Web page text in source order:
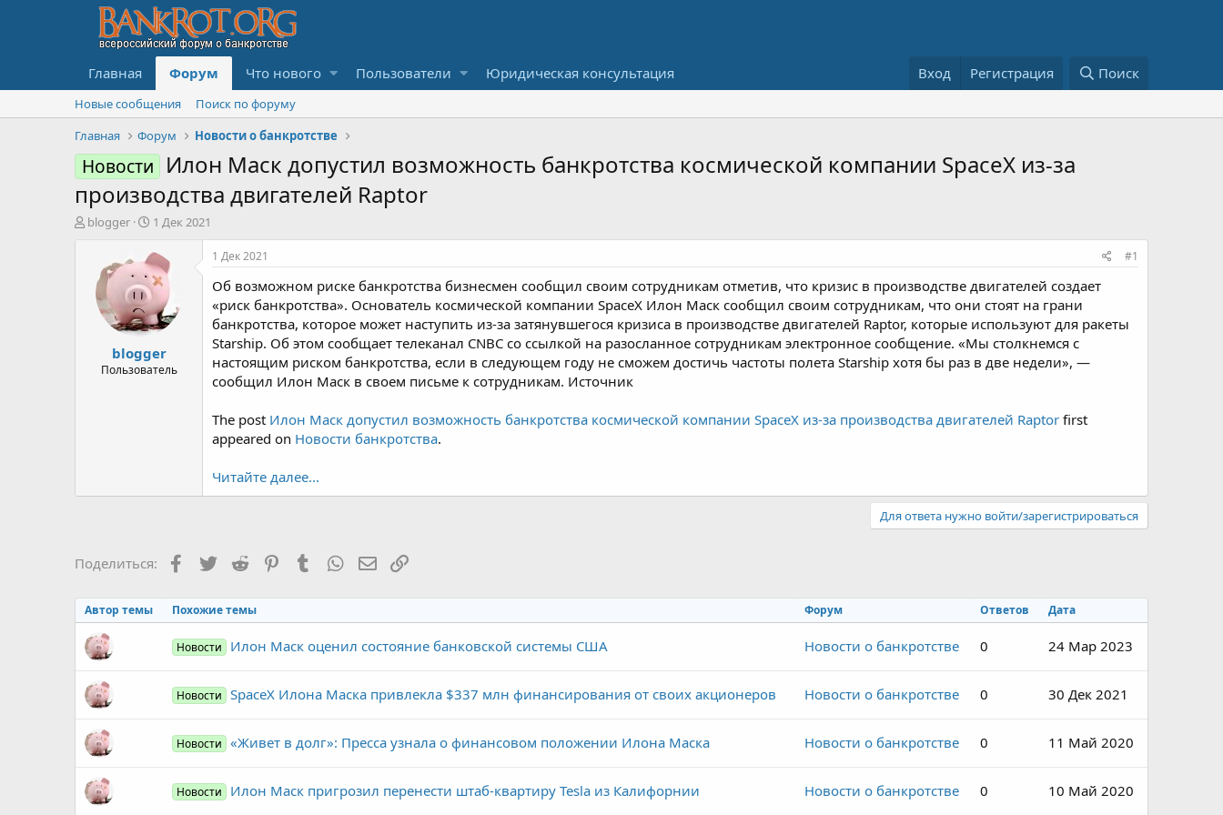
Главная Форум Что нового Пользователи Юридическая консультация Вход Регистрация Поиск
Новые сообщения
Поиск по форуму
Главная
Форум Новости о банкротстве
Новости Илон Маск допустил возможность банкротства космической компании SpaceX из-за
производства двигателей Raptor
А
blogger
Д
т
а
н
а
ч
а
л
а
1 Дек 2021
blogger
Пользователь
1 Дек 2021 #1
Об возможном риске банкротства бизнесмен сообщил своим сотрудникам отметив, что кризис в производстве двигателей создает
«риск банкротства». Основатель космической компании SpaceX Илон Маск сообщил своим сотрудникам, что они стоят на грани
банкротства, которое может наступить из-за затянувшегося кризиса в производстве двигателей Raptor, которые используют для ракеты
Starship. Об этом сообщает телеканал CNBC со ссылкой на разосланное сотрудникам электронное сообщение. «Мы столкнемся с
настоящим риском банкротства, если в следующем году не сможем достичь частоты полета Starship хотя бы раз в две недели», —
сообщил Илон Маск в своем письме к сотрудникам. Источник
The post Илон Маск допустил возможность банкротства космической компании SpaceX из-за производства двигателей Raptor first
appeared on Новости банкротства.
Читайте далее...
Для ответа нужно войти/зарегистрироваться
Поделиться: Facebook
TwitterReddit PinterestTumblrWhatsAppЭлектронная почта
Ссылка
Автор темы Похожие темы Форум Ответов Дата
Новости Илон Маск оценил состояние банковской системы США Новости о банкротстве 0 24 Мар 2023
Новости SpaceX Илона Маска привлекла $337 млн финансирования от своих акционеров Новости о банкротстве 0 30 Дек 2021
Новости «Живет в долг»: Пресса узнала о финансовом положении Илона Маска Новости о банкротстве 0 11 Май 2020
Новости Илон Маск пригрозил перенести штаб-квартиру Tesla из Калифорнии Новости о банкротстве 0 10 Май 2020